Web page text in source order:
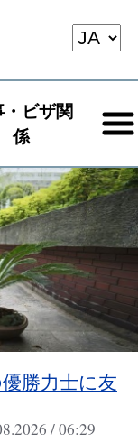
ビザ関
係
勝力士に友
/ 06:29